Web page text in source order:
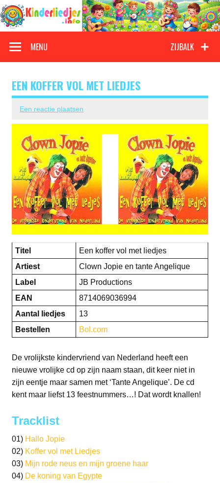
Doorgaan
naar
inhoud
Kinderliedjes
ZIJBALK
MENU
EEN KOFFER VOL MET LIEDJES
Een reactie plaatsen
Titel
Een koffer vol met liedjes
Artiest
Clown Jopie en tante Angelique
Label
JB Productions
EAN
8714069036994
Aantal liedjes
13
Bestellen
Bol.com
De vrolijkste kindervriend van Nederland heeft een
nieuwe vrolijke cd op zijn naam staan, dit keer niet in
zijn eentje maar samen met ‘Tante Angelique’. De cd
kent maar liefst 13 feestnummers…! Dat wordt knallen!
Tracklist
01) Hallo Jopie
02) Koffer vol met Liedjes
03) Mijn rode neus en mijn groene haar
04) De koning van Egypte